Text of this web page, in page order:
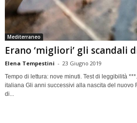
Mediterraneo
Erano ‘migliori’ gli scandali
Elena Tempestini - 23 Giugno 2019
Tempo di lettura: nove minuti. Test di leggibilità
italiana Gli anni successivi alla nascita del nuovo
di...